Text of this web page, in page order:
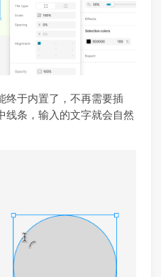
终于内置了，不再需要插
线条，输入的文字就会自然